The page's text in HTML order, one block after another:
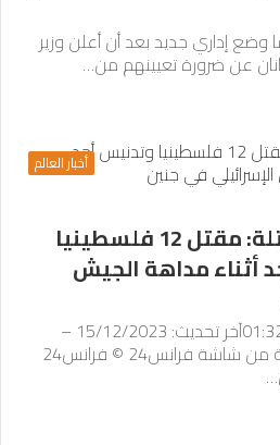
وضع إداري جديد بعد أن أعلن وزير
عن ضرورة تعيينهم من…
أخبار العالم
الضفة الغربية المحتلة: مقتل 12 فلسطينيا
أثناء مداهة الجيش
نشرت في: 15/12/2023 – 01:32آخر تحديث: 15/12/2023 –
11:10 01:47 صورة ملتقطة من شاشة فرانس24 © فرانس24